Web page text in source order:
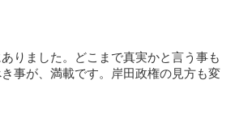
りました。どこまで真実かと言う事も
事が、満載です。岸田政権の見方も変